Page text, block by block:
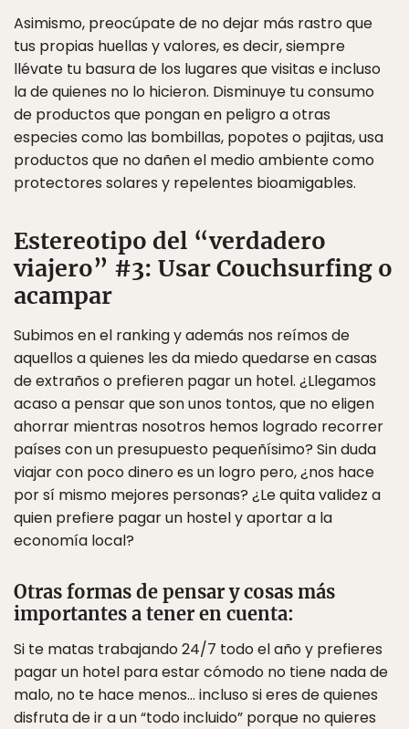
Asimismo, preocúpate de no dejar más rastro que
tus propias huellas y valores, es decir, siempre
llévate tu basura de los lugares que visitas e incluso
la de quienes no lo hicieron. Disminuye tu consumo
de productos que pongan en peligro a otras
especies como las bombillas, popotes o pajitas, usa
productos que no dañen el medio ambiente como
protectores solares y repelentes bioamigables.
Estereotipo del “verdadero
viajero” #3: Usar Couchsurfing o
acampar
Subimos en el ranking y además nos reímos de
aquellos a quienes les da miedo quedarse en casas
de extraños o prefieren pagar un hotel. ¿Llegamos
acaso a pensar que son unos tontos, que no eligen
ahorrar mientras nosotros hemos logrado recorrer
países con un presupuesto pequeñísimo? Sin duda
viajar con poco dinero es un logro pero, ¿nos hace
por sí mismo mejores personas? ¿Le quita validez a
quien prefiere pagar un hostel y aportar a la
economía local?
Otras formas de pensar y cosas más
importantes a tener en cuenta:
Si te matas trabajando 24/7 todo el año y prefieres
pagar un hotel para estar cómodo no tiene nada de
malo, no te hace menos… incluso si eres de quienes
disfruta de ir a un “todo incluido” porque no quieres